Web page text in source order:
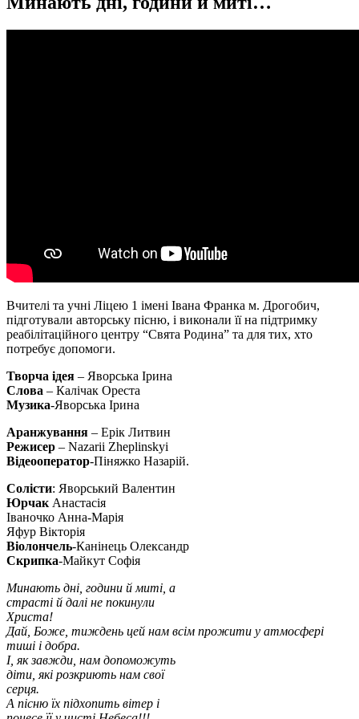
Вчителі та учні Ліцею 1 імені Івана Франка м. Дрогобич,
підготували авторську пісню, і виконали її на підтримку
реабілітаційного центру “Свята Родина” та для тих, хто
потребує допомоги.
Творча ідея – Яворська Ірина
Слова – Калічак Ореста
Музика-Яворська Ірина
Аранжування – Ерік Литвин
Режисер – Nazarii Zheplinskyi
Відеооператор-Піняжко Назарій.
Солісти: Яворський Валентин
Юрчак Анастасія
Іваночко Анна-Марія
Яфур Вікторія
Віолончель-Канінець Олександр
Скрипка-Майкут Софія
Минають дні, години й миті, а
страсті й далі не покинули
Христа!
Дай, Боже, тиждень цей нам всім прожити у атмосфері
тиші і добра.
І, як завжди, нам допоможуть
діти, які розкриють нам свої
серця.
А пісню їх підхопить вітер і